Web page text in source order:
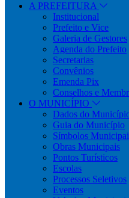
A PREFEITURA
Institucional
Prefeito e Vice
Galeria de Gestores
Agenda do Prefeito
Secretarias
Convênios
Emenda Pix
Conselhos e
O MUNICÍPIO
Dados do
Guia do Município
Símbolos
Obras Municipais
Pontos Turísticos
Escolas
Processos Seletivos
Eventos